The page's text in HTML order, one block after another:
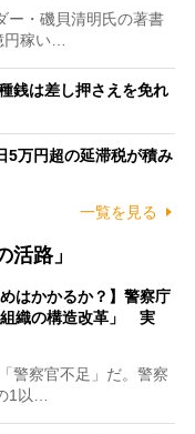
・磯貝清明氏の著書
円稼い…
銭は差し押さえを免れ
5万円超の延滞税が積み
一覧を見る
路」
はかかるか？】警察庁
織の構造改革」 実
警察官不足」だ。警察
1以…